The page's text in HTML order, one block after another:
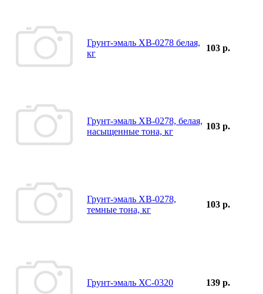
Грунт-эмаль ХВ-0278 белая,
кг
103 р.
Грунт-эмаль ХВ-0278, белая,
насыщенные тона, кг
103 р.
Грунт-эмаль ХВ-0278,
темные тона, кг
103 р.
Грунт-эмаль ХС-0320 139 р.